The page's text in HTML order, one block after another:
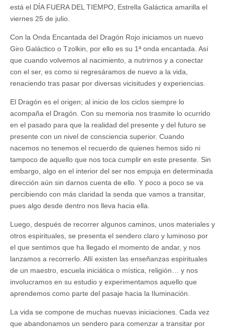
está el DÍA FUERA DEL TIEMPO, Estrella Galáctica amarilla el
viernes 25 de julio.
Con la Onda Encantada del Dragón Rojo iniciamos un nuevo
Giro Galáctico o Tzolkin, por ello es su 1ª onda encantada. Así
que cuando volvemos al nacimiento, a nutrirnos y a conectar
con el ser, es como si regresáramos de nuevo a la vida,
renaciendo tras pasar por diversas vicisitudes y experiencias.
El Dragón es el origen; al inicio de los ciclos siempre lo
acompaña el Dragón. Con su memoria nos trasmite lo ocurrido
en el pasado para que la realidad del presente y del futuro se
presente con un nivel de consciencia superior. Cuando
nacemos no tenemos el recuerdo de quienes hemos sido ni
tampoco de aquello que nos toca cumplir en este presente. Sin
embargo, algo en el interior del ser nos empuja en determinada
dirección aún sin darnos cuenta de ello. Y poco a poco se va
percibiendo con más claridad la senda que vamos a transitar,
pues algo desde dentro nos lleva hacia ella.
Luego, después de recorrer algunos caminos, unos materiales y
otros espirituales, se presenta el sendero claro y luminoso por
el que sentimos que ha llegado el momento de andar, y nos
lanzamos a recorrerlo. Allí existen las enseñanzas espirituales
de un maestro, escuela iniciática o mística, religión… y nos
involucramos en su estudio y experimentamos aquello que
aprendemos como parte del pasaje hacia la Iluminación.
La vida se compone de muchas nuevas iniciaciones. Cada vez
que abandonamos un sendero para comenzar a transitar por